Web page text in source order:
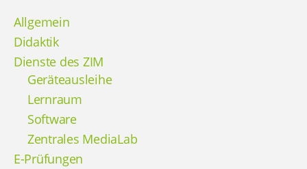
Allgemein
Didaktik
Dienste des ZIM
Geräteausleihe
Lernraum
Software
Zentrales MediaLab
E-Prüfungen